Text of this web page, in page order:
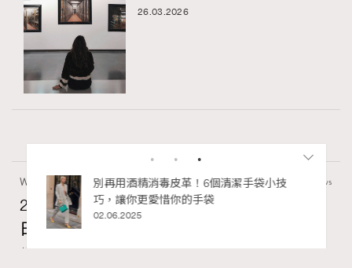
26.03.2026
Wellness 70 views
2026年8月每周星座運程【8月9日至8月15
日】
莎拉